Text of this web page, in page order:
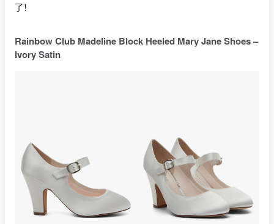
了！
Rainbow Club Madeline Block Heeled Mary Jane Shoes –
Ivory Satin